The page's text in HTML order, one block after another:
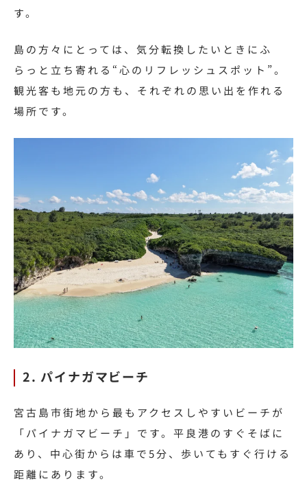
す。
島の方々にとっては、気分転換したいときにふ
らっと立ち寄れる“心のリフレッシュスポット”。
観光客も地元の方も、それぞれの思い出を作れる
場所です。
2. パイナガマビーチ
宮古島市街地から最もアクセスしやすいビーチが
「パイナガマビーチ」です。平良港のすぐそばに
あり、中心街からは車で5分、歩いてもすぐ行ける
距離にあります。